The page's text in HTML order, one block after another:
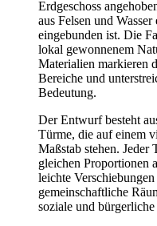
Erdgeschoss
aus Felsen und
eingebunden ist. Die
lokal gewonnenem
Materialien markieren
Bereiche und
Bedeutung.
Der Entwurf besteht
Türme, die auf einem
Maßstab stehen. Jeder
gleichen Proportionen
leichte
gemeinschaftliche
soziale und